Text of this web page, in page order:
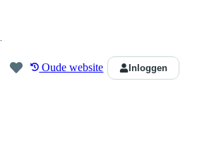
Oude website Inloggen